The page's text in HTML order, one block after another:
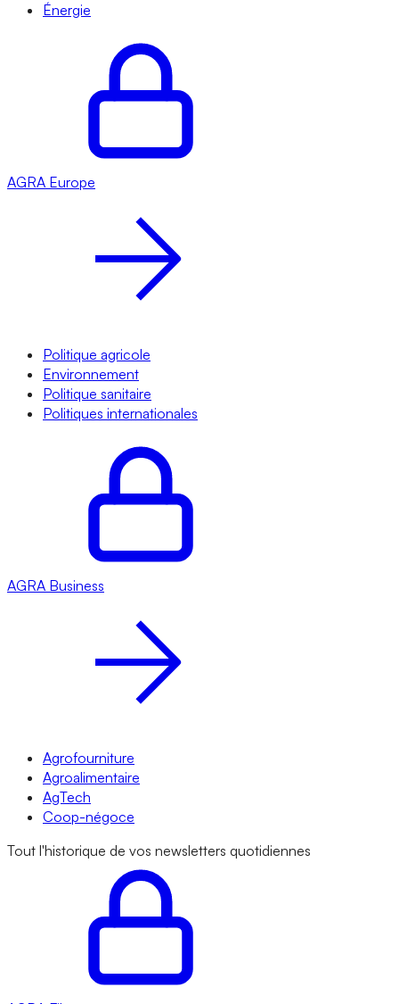
Énergie
AGRA Europe
Politique agricole
Environnement
Politique sanitaire
Politiques internationales
AGRA Business
Agrofourniture
Agroalimentaire
AgTech
Coop-négoce
Tout l'historique de vos newsletters quotidiennes